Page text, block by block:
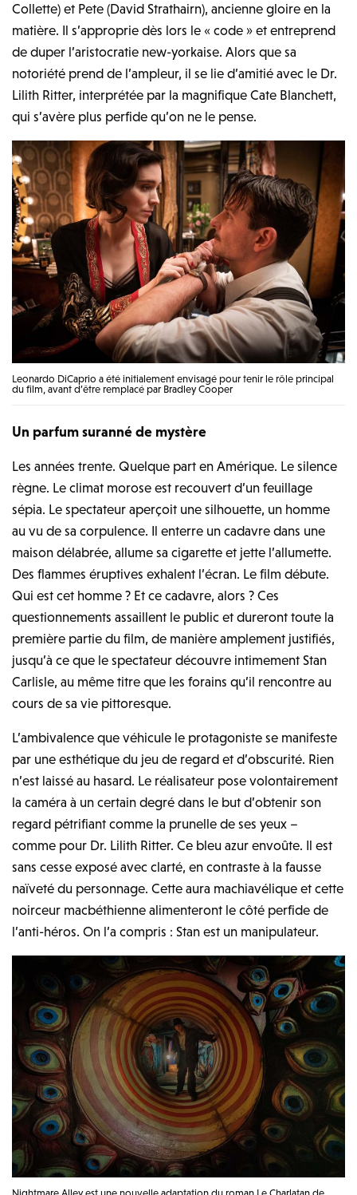
Collette) et Pete (David Strathairn), ancienne gloire en la
matière. Il s’approprie dès lors le « code » et entreprend
de duper l’aristocratie new-yorkaise. Alors que sa
notoriété prend de l’ampleur, il se lie d’amitié avec le Dr.
Lilith Ritter, interprétée par la magnifique Cate Blanchett,
qui s’avère plus perfide qu’on ne le pense.
Leonardo DiCaprio a été initialement envisagé pour tenir le rôle principal
du film, avant d’être remplacé par Bradley Cooper
Un parfum suranné de mystère
Les années trente. Quelque part en Amérique. Le silence
règne. Le climat morose est recouvert d’un feuillage
sépia. Le spectateur aperçoit une silhouette, un homme
au vu de sa corpulence. Il enterre un cadavre dans une
maison délabrée, allume sa cigarette et jette l’allumette.
Des flammes éruptives exhalent l’écran. Le film débute.
Qui est cet homme ? Et ce cadavre, alors ? Ces
questionnements assaillent le public et dureront toute la
première partie du film, de manière amplement justifiés,
jusqu’à ce que le spectateur découvre intimement Stan
Carlisle, au même titre que les forains qu’il rencontre au
cours de sa vie pittoresque.
L’ambivalence que véhicule le protagoniste se manifeste
par une esthétique du jeu de regard et d’obscurité. Rien
n’est laissé au hasard. Le réalisateur pose volontairement
la caméra à un certain degré dans le but d’obtenir son
regard pétrifiant comme la prunelle de ses yeux –
comme pour Dr. Lilith Ritter. Ce bleu azur envoûte. Il est
sans cesse exposé avec clarté, en contraste à la fausse
naïveté du personnage. Cette aura machiavélique et cette
noirceur macbéthienne alimenteront le côté perfide de
l’anti-héros. On l’a compris : Stan est un manipulateur.